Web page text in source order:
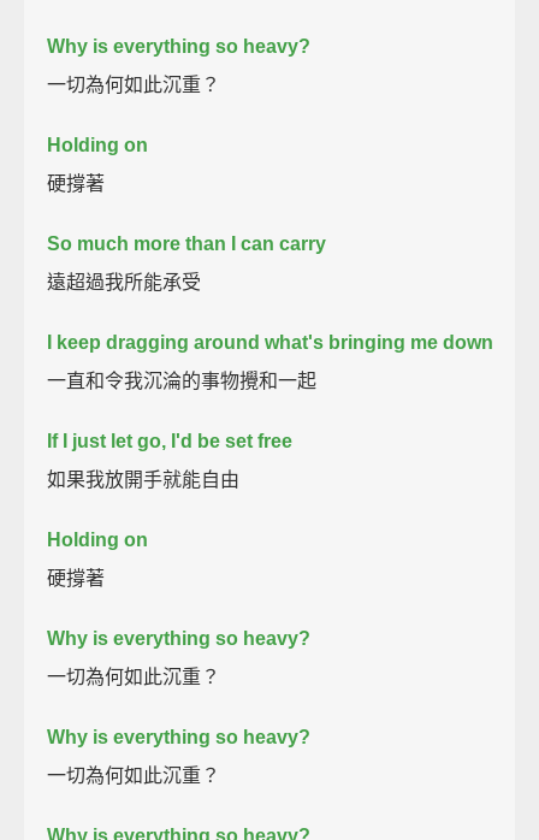
Why is everything so heavy?
一切為何如此沉重？
Holding on
硬撐著
So much more than I can carry
遠超過我所能承受
I keep dragging around what's bringing me down
一直和令我沉淪的事物攪和一起
If I just let go, I'd be set free
如果我放開手就能自由
Holding on
硬撐著
Why is everything so heavy?
一切為何如此沉重？
Why is everything so heavy?
一切為何如此沉重？
Why is everything so heavy?